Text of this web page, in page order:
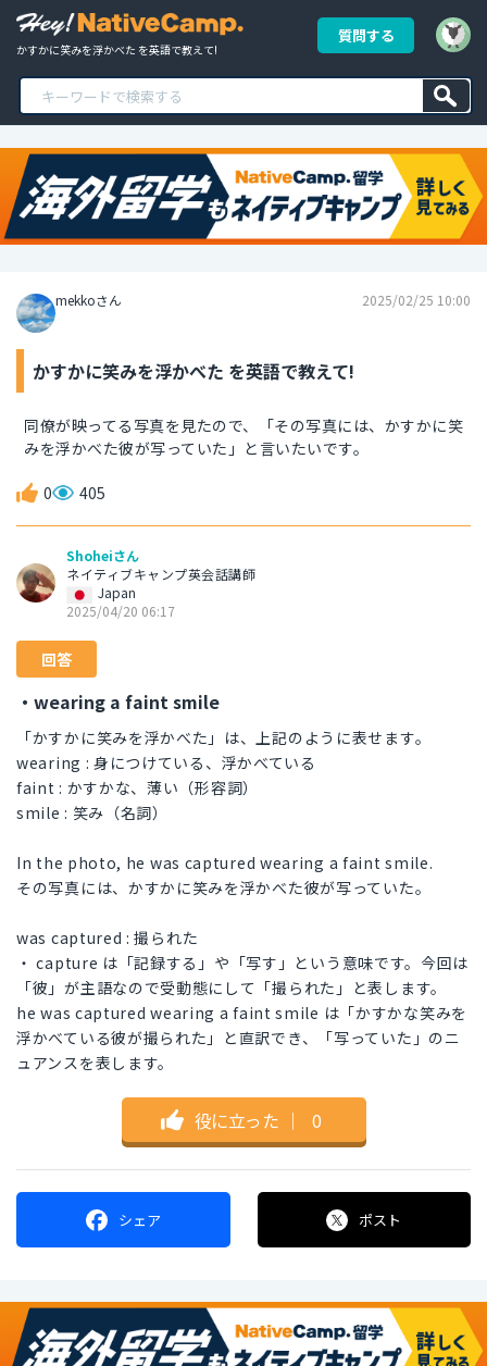
かすかに笑みを浮かべた を英語で教えて!
質問する
mekkoさん 2025/02/25 10:00
かすかに笑みを浮かべた を英語で教えて!
同僚が映ってる写真を見たので、「その写真には、かすかに笑
みを浮かべた彼が写っていた」と言いたいです。
0 405
Shoheiさん
ネイティブキャンプ英会話講師
Japan
2025/04/20 06:17
回答
・wearing a faint smile
「かすかに笑みを浮かべた」は、上記のように表せます。
wearing : 身につけている、浮かべている
faint : かすかな、薄い（形容詞）
smile : 笑み（名詞）
In the photo, he was captured wearing a faint smile.
その写真には、かすかに笑みを浮かべた彼が写っていた。
was captured : 撮られた
・ capture は「記録する」や「写す」という意味です。今回は
「彼」が主語なので受動態にして「撮られた」と表します。
he was captured wearing a faint smile は「かすかな笑みを
浮かべている彼が撮られた」と直訳でき、「写っていた」のニ
ュアンスを表します。
役に立った ｜ 0
シェア ポスト